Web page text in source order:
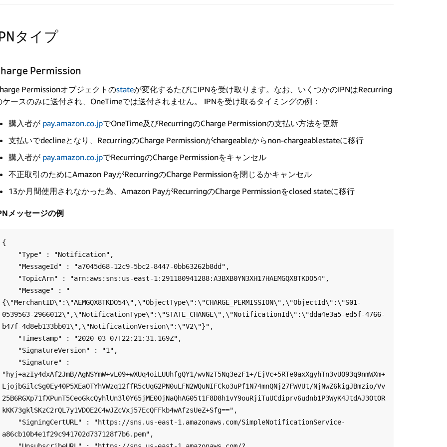
タイプ
Permission
Permissionオブジェクトのstateが変化するたびにIPNを受け取ります。なお、いくつかのIPNはRecurring
ケースのみに送付され、OneTimeでは送付されません。 IPNを受け取るタイミングの例：
購入者が pay.amazon.co.jpでOneTime及びRecurringのCharge Permissionの支払い方法を更新
支払いでdeclineとなり、RecurringのCharge Permissionがchargeableからnon-chargeablestateに移行
購入者が pay.amazon.co.jpでRecurringのCharge Permissionをキャンセル
不正取引のためにAmazon PayがRecurringのCharge Permissionを閉じるかキャンセル
13か月間使用されなかった為、Amazon PayがRecurringのCharge Permissionをclosed stateに移行
メッセージの例
{
{\"MerchantID\":\"AEMGQX8TKDO54\",\"ObjectType\":\"CHARGE_PERMISSION\",\"ObjectId\":\"S01-
0539563-2966012\",\"NotificationType\":\"STATE_CHANGE\",\"NotificationId\":\"dda4e3a5-ed5f-4766-
b47f-4d8eb133bb01\",\"NotificationVersion\":\"V2\"}",
"hyj+azIy4dxAf2JmB/AgNSYmW+vL09+wXUq4oiLUUhfgQY1/wvNzT5Nq3ezF1+/EjVc+5RTe0axXgyhTn3vUO93q9nmWXm+
LjojbGilcSg0Ey40P5XEaOTYhVWzq12ffR5cUqG2PN0uLFN2WQuNIFCko3uPf1N74mnQNj27FWVUt/NjNwZ6kigJBmzio/Vv
25B6RGXp71fXPunT5CeoGkcQyhlUn3l0Y65jME0OjNaQhAG05t1F8D8h1vY9ouRjiTuUCdiprv6udnb1P3WyK4JtdAJ3OtOR
kKK73gklSKzC2rQL7y1VDOE2C4wJZcVxj57EcQFFkb4wAfzsUeZ+Sfg==",
a86cb10b4e1f29c941702d737128f7b6.pem",